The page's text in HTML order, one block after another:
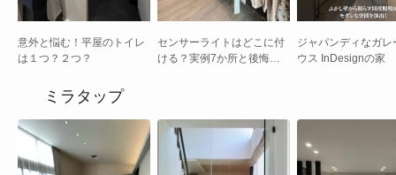
意外と悩む！平屋のトイレ
は１つ？２つ？
センサーライトはどこに付
ける？実例7か所と後悔し
ジャパンディなガレ
ウス InDesignの家
ミラタップ